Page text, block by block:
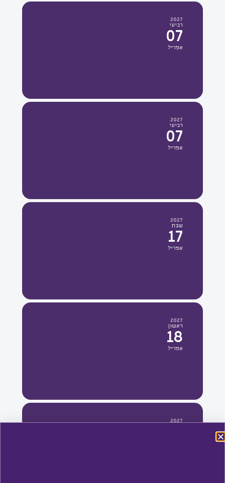
2027
רביעי
07
אפריל
2027
רביעי
07
אפריל
2027
שבת
17
אפריל
2027
ראשון
18
אפריל
2027